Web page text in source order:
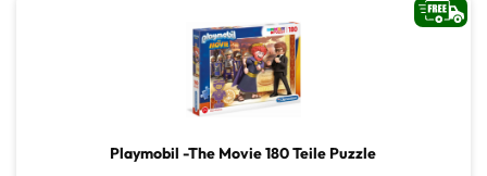
Playmobil -The Movie 180 Teile Puzzle